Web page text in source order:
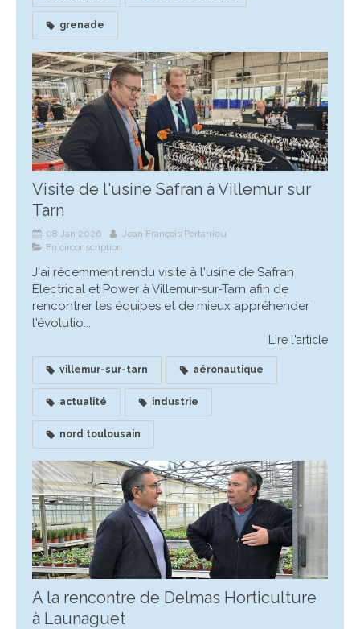
grenade
Visite de l'usine Safran à Villemur sur
Tarn
08 Jan 2026
Jean François Portarrieu
En circonscription
J'ai récemment rendu visite à l'usine de Safran
Electrical et Power à Villemur-sur-Tarn afin de
rencontrer les équipes et de mieux appréhender
l'évolutio...
Lire l'article
villemur-sur-tarn aéronautique
actualité industrie
nord toulousain
A la rencontre de Delmas Horticulture
à Launaguet